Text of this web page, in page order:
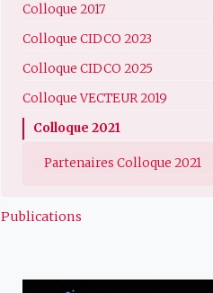
Colloque 2017
Colloque CIDCO 2023
Colloque CIDCO 2025
Colloque VECTEUR 2019
Colloque 2021
Partenaires Colloque 2021
Publications